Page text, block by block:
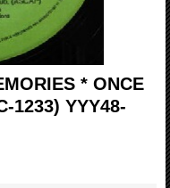
* ONCE
1233) YYY48-